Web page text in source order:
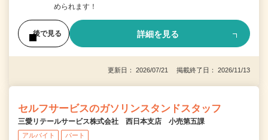
められます！
後で見る 詳細を見る
更新日： 2026/07/21 掲載終了日： 2026/11/13
セルフサービスのガソリンスタンドスタッフ
三愛リテールサービス株式会社 西日本支店 小売第五課
アルバイト パート